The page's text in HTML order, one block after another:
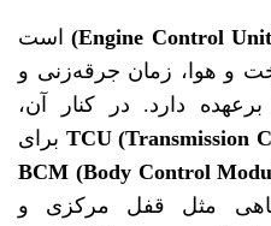
Engine Control Unit) است
و هوا، زمان جرقه‌زنی و
دارد. در کنار آن،
TCU (Transmission برای
BCM (Body Control
مثل قفل مرکزی و